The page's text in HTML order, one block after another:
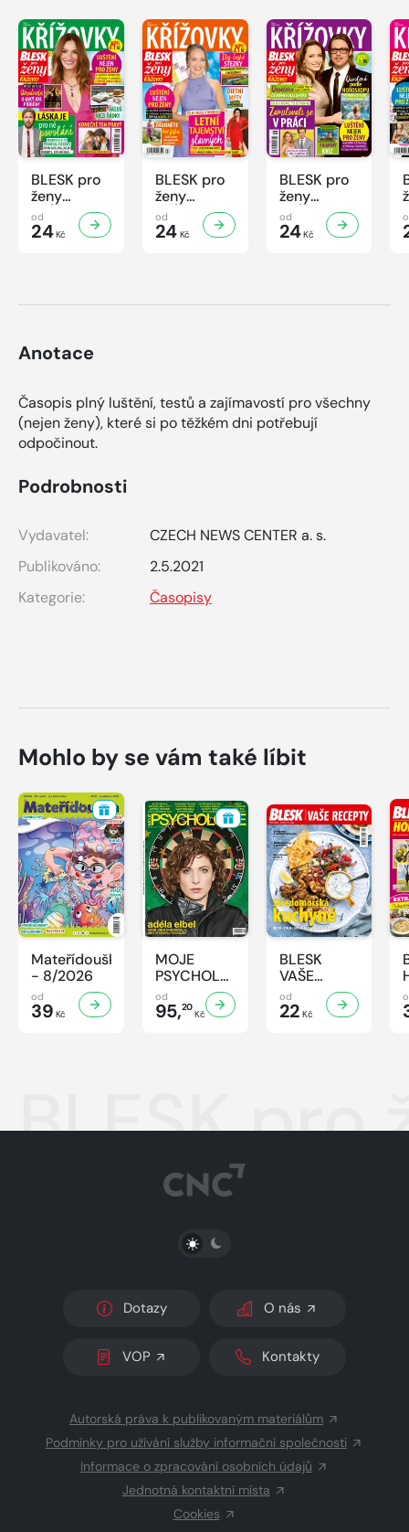
BLESK pro
ženy
KŘÍŽOVKY
- 8/2026
od
24Kč
BLESK pro
ženy
KŘÍŽOVKY
- 7/2026
od
24Kč
BLESK pro
ženy
KŘÍŽOVKY
- 6/2026
od
24Kč
Anotace
Časopis plný luštění, testů a zajímavostí pro všechny
(nejen ženy), které si po těžkém dni potřebují
odpočinout.
Podrobnosti
Vydavatel:
CZECH NEWS CENTER a. s.
Publikováno:
2.5.2021
Kategorie:
Časopisy
Mohlo by se vám také líbit
Mateřídouška
- 8/2026
od
39 Kč
MOJE
PSYCHOLOGIE
- 8/2026
od
95,20
Kč
BLESK
VAŠE
RECEPTY -
8/2026
od
22 Kč
BLESK pro
PŘEPNOUT SVĚTLÝ/TMAVÝ REŽIM
Dotazy O nás
VOP Kontakty
Autorská práva k publikovaným materiálům
Podmínky pro užívání služby informační společnosti
Informace o zpracování osobních údajů
Jednotná kontaktní místa
Cookies